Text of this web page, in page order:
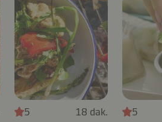
5 18 dak. 5